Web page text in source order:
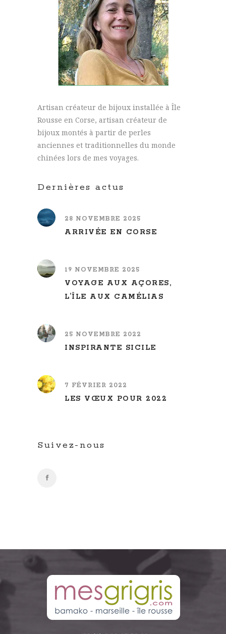
Artisan créateur de bijoux installée à Île
Rousse en Corse, artisan créateur de
bijoux montés à partir de perles
anciennes et traditionnelles du monde
chinées lors de mes voyages.
Dernières actus
28 NOVEMBRE 2025
ARRIVÉE EN CORSE
19 NOVEMBRE 2025
VOYAGE AUX AÇORES,
L’ÎLE AUX CAMÉLIAS
25 NOVEMBRE 2022
INSPIRANTE SICILE
7 FÉVRIER 2022
LES VŒUX POUR 2022
Suivez-nous